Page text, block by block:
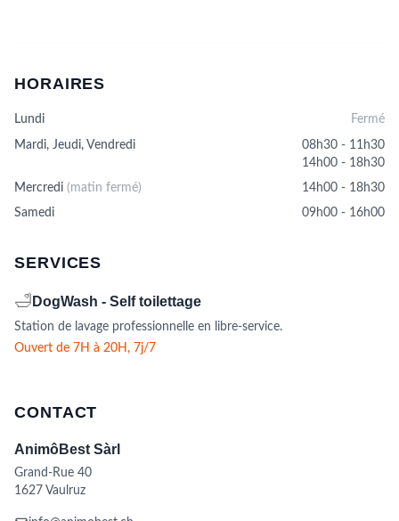
HORAIRES
Lundi Fermé
Mardi, Jeudi, Vendredi
08h30 - 11h30
14h00 - 18h30
Mercredi (matin fermé)
14h00 - 18h30
Samedi
09h00 - 16h00
SERVICES
🛁 DogWash - Self toilettage
Station de lavage professionnelle en libre-service.
Ouvert de 7H à 20H, 7j/7
CONTACT
AnimôBest Sàrl
Grand-Rue 40
1627 Vaulruz